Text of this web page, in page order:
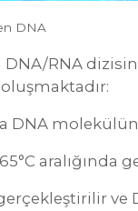
DNA
DNA/RNA
DNA
gerçekleştirilir